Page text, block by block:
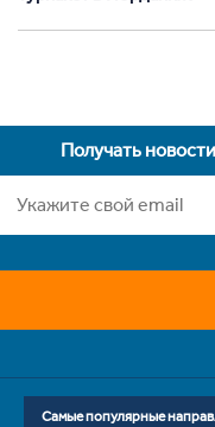
Получать
Самые популярные